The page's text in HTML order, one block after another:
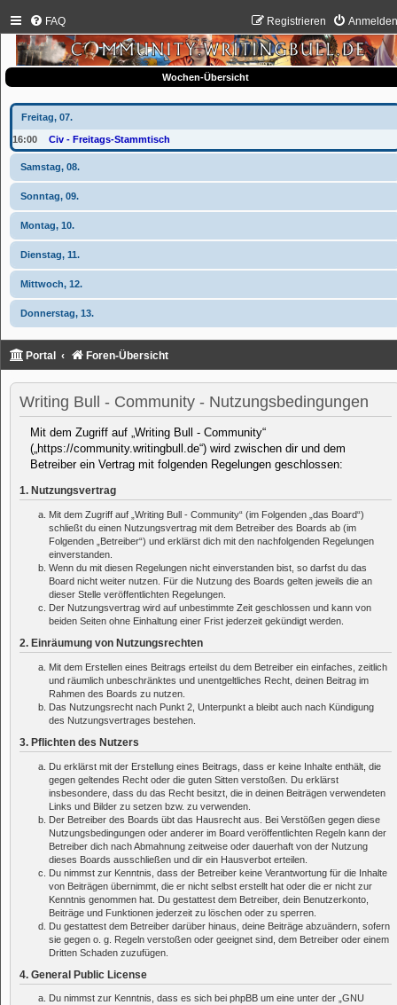
FAQ Registrieren
Wochen-Übersicht
Freitag, 07.
16:00 Civ - Freitags-Stammtisch
Samstag, 08.
Sonntag, 09.
Montag, 10.
Dienstag, 11.
Mittwoch, 12.
Donnerstag, 13.
Portal Foren-Übersicht
Writing Bull - Community - Nutzungsbedingungen
Mit dem Zugriff auf „Writing Bull - Community“
(„https://community.writingbull.de“) wird zwischen dir und dem
Betreiber ein Vertrag mit folgenden Regelungen geschlossen:
1. Nutzungsvertrag
Mit dem Zugriff auf „Writing Bull - Community“ (im Folgenden „das Board“)
schließt du einen Nutzungsvertrag mit dem Betreiber des Boards ab (im
Folgenden „Betreiber“) und erklärst dich mit den nachfolgenden Regelungen
einverstanden.
Wenn du mit diesen Regelungen nicht einverstanden bist, so darfst du das
Board nicht weiter nutzen. Für die Nutzung des Boards gelten jeweils die an
dieser Stelle veröffentlichten Regelungen.
Der Nutzungsvertrag wird auf unbestimmte Zeit geschlossen und kann von
beiden Seiten ohne Einhaltung einer Frist jederzeit gekündigt werden.
2. Einräumung von Nutzungsrechten
Mit dem Erstellen eines Beitrags erteilst du dem Betreiber ein einfaches, zeitlich
und räumlich unbeschränktes und unentgeltliches Recht, deinen Beitrag im
Rahmen des Boards zu nutzen.
Das Nutzungsrecht nach Punkt 2, Unterpunkt a bleibt auch nach Kündigung
des Nutzungsvertrages bestehen.
3. Pflichten des Nutzers
Du erklärst mit der Erstellung eines Beitrags, dass er keine Inhalte enthält, die
gegen geltendes Recht oder die guten Sitten verstoßen. Du erklärst
insbesondere, dass du das Recht besitzt, die in deinen Beiträgen verwendeten
Links und Bilder zu setzen bzw. zu verwenden.
Der Betreiber des Boards übt das Hausrecht aus. Bei Verstößen gegen diese
Nutzungsbedingungen oder anderer im Board veröffentlichten Regeln kann der
Betreiber dich nach Abmahnung zeitweise oder dauerhaft von der Nutzung
dieses Boards ausschließen und dir ein Hausverbot erteilen.
Du nimmst zur Kenntnis, dass der Betreiber keine Verantwortung für die Inhalte
von Beiträgen übernimmt, die er nicht selbst erstellt hat oder die er nicht zur
Kenntnis genommen hat. Du gestattest dem Betreiber, dein Benutzerkonto,
Beiträge und Funktionen jederzeit zu löschen oder zu sperren.
Du gestattest dem Betreiber darüber hinaus, deine Beiträge abzuändern, sofern
sie gegen o. g. Regeln verstoßen oder geeignet sind, dem Betreiber oder einem
Dritten Schaden zuzufügen.
4. General Public License
Du nimmst zur Kenntnis, dass es sich bei phpBB um eine unter der „ GNU